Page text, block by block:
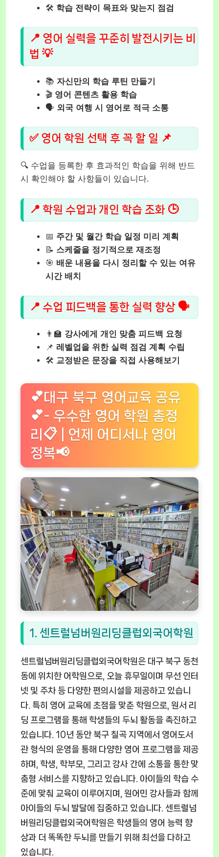
🛠️ 학습 전략이 목표와 맞는지 점검
📍 영어 실력을 꾸준히 발전시키는 비
법 💡
📚 자신만의 학습 루틴 만들기
🎬 영어 콘텐츠 활용 학습
🗣️ 외국 여행 시 영어로 적극 소통
✅ 영어 학원 선택 후 꼭 할 일 📌
🔍 수업을 등록한 후 효과적인 학습을 위해 반드
시 확인해야 할 사항들이 있습니다.
📍 학원 수업과 개인 학습 조화 🕒
📅 주간 및 월간 학습 일정 미리 계획
📝 스케줄을 정기적으로 재조정
🎯 배운 내용을 다시 정리할 수 있는 여유
시간 배치
📍 수업 피드백을 통한 실력 향상 🗣️
👨‍🏫 강사에게 개인 맞춤 피드백 요청
📌 레벨업을 위한 실력 점검 계획 수립
🛠️ 교정받은 문장을 직접 사용해보기
💕대구 북구 영어교육 공유
💕- 우수한 영어 학원 총정
리📋 | 언제 어디서나 영어
정복📢
1. 센트럴넘버원리딩클럽외국어학원
센트럴넘버원리딩클럽외국어학원은 대구 북구 동천
동에 위치한 어학원으로, 오늘 휴무일이며 무선 인터
넷 및 주차 등 다양한 편의시설을 제공하고 있습니
다. 특히 영어 교육에 초점을 맞춘 학원으로, 원서 리
딩 프로그램을 통해 학생들의 두뇌 활동을 촉진하고
있습니다. 10년 동안 북구 칠곡 지역에서 영어도서
관 형식의 운영을 통해 다양한 영어 프로그램을 제공
하며, 학생, 학부모, 그리고 강사 간에 소통을 통한 맞
춤형 서비스를 지향하고 있습니다. 아이들의 학습 수
준에 맞춰 교육이 이루어지며, 원어민 강사들과 함께
아이들의 두뇌 발달에 집중하고 있습니다. 센트럴넘
버원리딩클럽외국어학원은 학생들의 영어 능력 향
상과 더 똑똑한 두뇌를 만들기 위해 최선을 다하고
있습니다.